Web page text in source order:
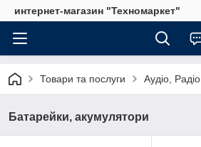
интернет-магазин "Техномаркет"
Товари та послуги Аудіо, Радіо
Батарейки, акумулятори